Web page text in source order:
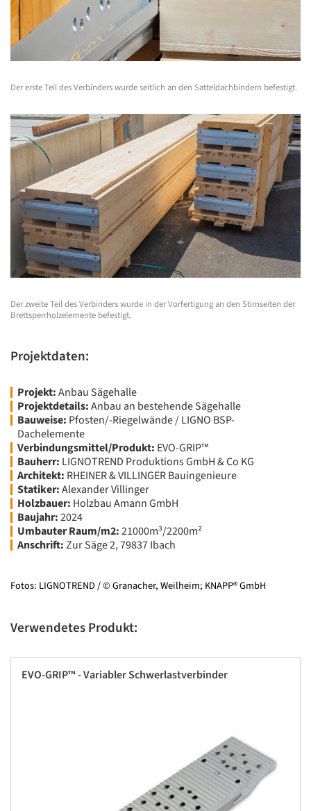
Der erste Teil des Verbinders wurde seitlich an den Satteldachbindern befestigt.
Der zweite Teil des Verbinders wurde in der Vorfertigung an den Stirnseiten der
Brettsperrholzelemente befestigt.
Projektdaten:
Projekt:Anbau Sägehalle
Projektdetails:Anbau an bestehende Sägehalle
Bauweise: Pfosten/-Riegelwände / LIGNO BSP-
Dachelemente
Verbindungsmittel/Produkt: EVO-GRIP™
Bauherr: LIGNOTREND Produktions GmbH & Co KG
Architekt: RHEINER & VILLINGER Bauingenieure
Statiker:Alexander Villinger
Holzbauer: Holzbau Amann GmbH
Baujahr:2024
Umbauter Raum/m2:21000m³/2200m²
Anschrift:Zur Säge 2, 79837 Ibach
Fotos: LIGNOTREND / © Granacher, Weilheim; KNAPP® GmbH
Verwendetes Produkt:
EVO-GRIP™ - Variabler Schwerlastverbinder